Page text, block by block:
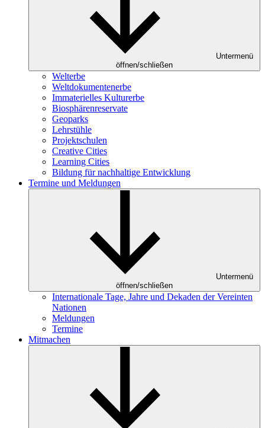
Untermenü
öffnen/schließen
Welterbe
Weltdokumentenerbe
Immaterielles Kulturerbe
Biosphärenreservate
Geoparks
Lehrstühle
Projektschulen
Creative Cities
Learning Cities
Bildung für nachhaltige Entwicklung
Termine und Meldungen
Untermenü
öffnen/schließen
Internationale Tage, Jahre und Dekaden der Vereinten
Nationen
Meldungen
Termine
Mitmachen